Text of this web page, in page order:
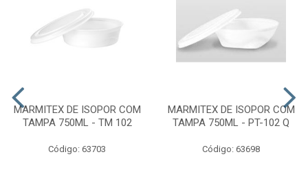
MARMITEX DE ISOPOR COM
TAMPA 750ML - TM 102
Código: 63703
MARMITEX DE ISOPOR COM
TAMPA 750ML - PT-102 Q
Código: 63698